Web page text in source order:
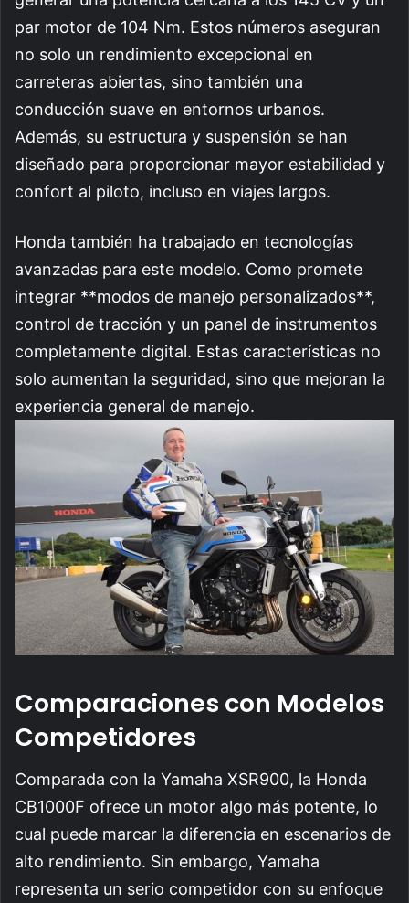
par motor de 104 Nm. Estos números aseguran
no solo un rendimiento excepcional en
carreteras abiertas, sino también una
conducción suave en entornos urbanos.
Además, su estructura y suspensión se han
diseñado para proporcionar mayor estabilidad y
confort al piloto, incluso en viajes largos.
Honda también ha trabajado en tecnologías
avanzadas para este modelo. Como promete
integrar **modos de manejo personalizados**,
control de tracción y un panel de instrumentos
completamente digital. Estas características no
solo aumentan la seguridad, sino que mejoran la
experiencia general de manejo.
Comparaciones con Modelos
Competidores
Comparada con la Yamaha XSR900, la Honda
CB1000F ofrece un motor algo más potente, lo
cual puede marcar la diferencia en escenarios de
alto rendimiento. Sin embargo, Yamaha
representa un serio competidor con su enfoque